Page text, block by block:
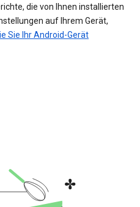
die von Ihnen installierten
auf Ihrem Gerät,
Sie Ihr Android-Gerät